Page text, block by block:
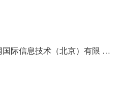
际信息技术（北京）有限 …